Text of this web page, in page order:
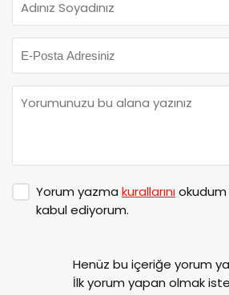
Yorum yazma kurallarınıokudum
kabul ediyorum.
Henüz bu içeriğe yorum
İlk yorum yapan olmak